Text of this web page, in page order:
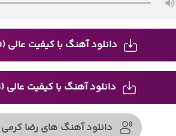
دانلود آهنگ با کیفیت عالی (320)
دانلود آهنگ با کیفیت عالی (128)
دانلود آهنگ های رضا کرمی